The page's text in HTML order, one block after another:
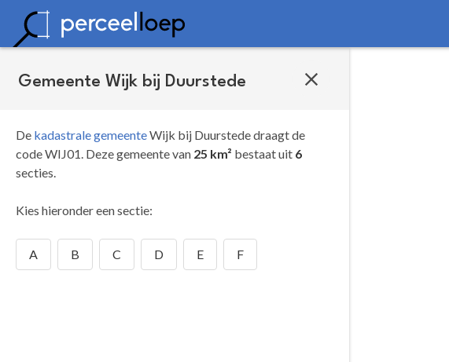
Gemeente Wijk bij Duurstede
De kadastrale gemeenteWijk bij Duurstede draagt de
code WIJ01. Deze gemeente van 25 km² bestaat uit 6
secties.
Kies hieronder een sectie:
A B C D E F